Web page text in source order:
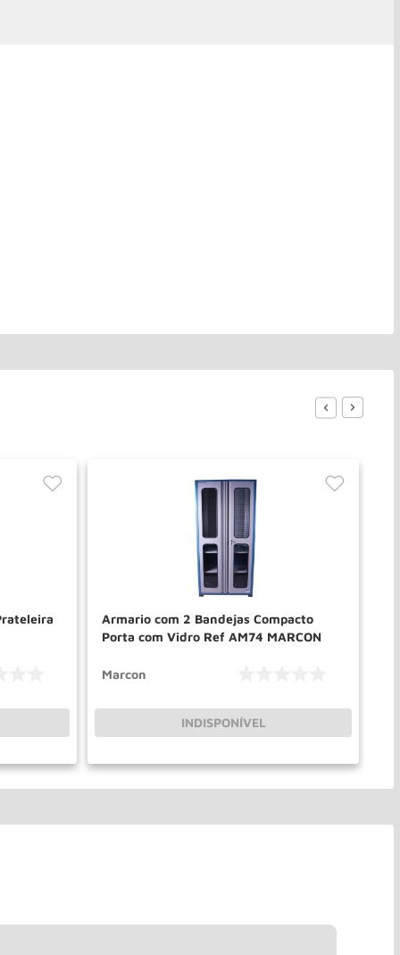
Armario com 2 Bandejas Compacto
Porta com Vidro Ref AM74 MARCON
Marcon
INDISPONÍVEL